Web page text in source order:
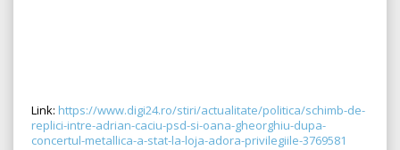
Link: https://www.digi24.ro/stiri/actualitate/politica/schimb-de-
replici-intre-adrian-caciu-psd-si-oana-gheorghiu-dupa-
concertul-metallica-a-stat-la-loja-adora-privilegiile-3769581